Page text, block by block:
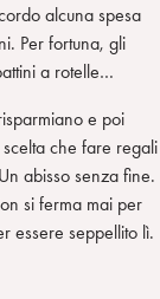
alcuna spesa
Per fortuna, gli
a rotelle…
e poi
che fare regali
abisso senza fine.
si ferma mai per
essere seppellito lì.